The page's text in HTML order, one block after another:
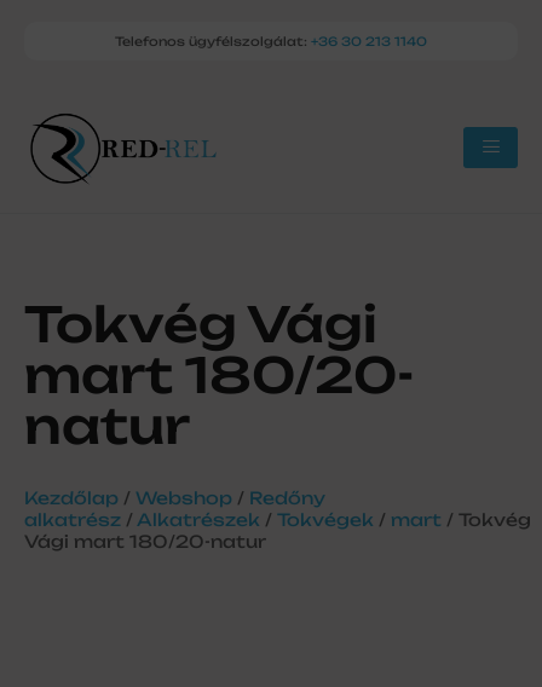
Telefonos ügyfélszolgálat: +36 30 213 1140
Tokvég Vági
mart 180/20-
natur
Kezdőlap / Webshop / Redőny
alkatrész / Alkatrészek / Tokvégek / mart / Tokvég
Vági mart 180/20-natur